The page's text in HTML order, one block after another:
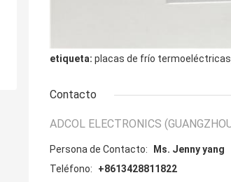
etiqueta: placas de frío termoeléctricas
Contacto
ADCOL ELECTRONICS
Persona de Contacto:
Ms. Jenny yang
Teléfono:
+8613428811822